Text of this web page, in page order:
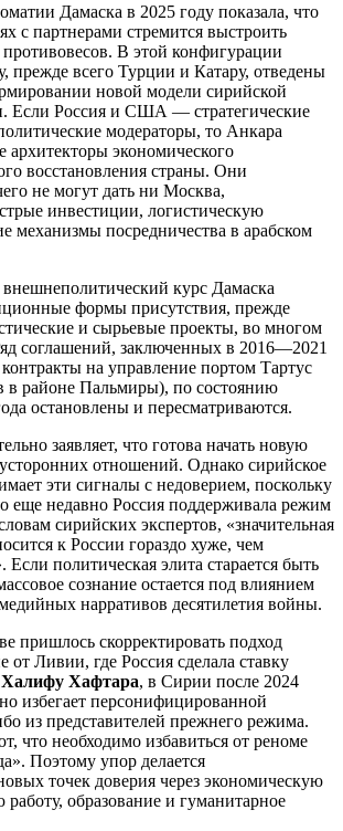
Дамаска в 2025 году показала, что
с партнерами стремится выстроить
В этой конфигурации
прежде всего Турции и Катару, отведены
новой модели сирийской
Если Россия и США — стратегические
модераторы, то Анкара
экономического
восстановления страны. Они
не могут дать ни Москва,
инвестиции, логистическую
механизмы посредничества в арабском
курс Дамаска
формы присутствия, прежде
и сырьевые проекты, во многом
соглашений, заключенных в 2016—2021
на управление портом Тартус
в районе Пальмиры), по состоянию
остановлены и пересматриваются.
заявляет, что готова начать новую
отношений. Однако сирийское
эти сигналы с недоверием, поскольку
еще недавно Россия поддерживала режим
сирийских экспертов, «значительная
к России гораздо хуже, чем
политическая элита старается быть
сознание остается под влиянием
нарративов десятилетия войны.
пришлось скорректировать подход
Ливии, где Россия сделала ставку
Халифу Хафтара, в Сирии после 2024
избегает персонифицированной
из представителей прежнего режима.
что необходимо избавиться от реноме
Поэтому упор делается
точек доверия через экономическую
образование и гуманитарное